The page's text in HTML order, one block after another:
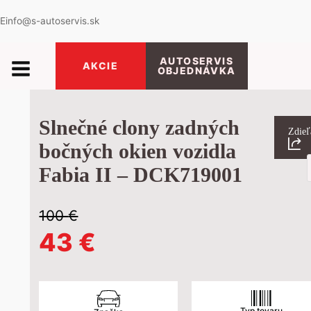
Einfo@s-autoservis.sk
AKCIE
AUTOSERVIS
OBJEDNÁVKA
Slnečné clony zadných
bočných okien vozidla
Fabia II – DCK719001
100€
Pôvodná
cena
43 €
cena